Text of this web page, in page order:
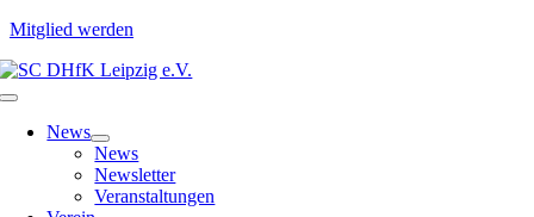
Mitglied werden
Zum
Inhalt
Toggle
NavigationNews
News
Newsletter
Veranstaltungen